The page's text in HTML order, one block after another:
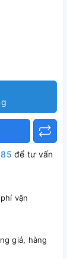
để tư vấn
vận
giả, hàng